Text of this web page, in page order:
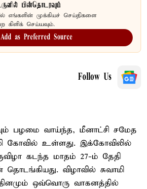
பின்தொடரவும்
எங்களின் முக்கியச் செய்திகளை
கிளிக் செய்யவும்.
Add as Preferred Source
Follow Us
பழமை வாய்ந்த, மீனாட்சி சமேத
கோவில் உள்ளது. இக்கோவிலில்
கடந்த மாதம் 27-ம் தேதி
விழாவில் சுவாமி
ஒவ்வொரு வாகனத்தில்